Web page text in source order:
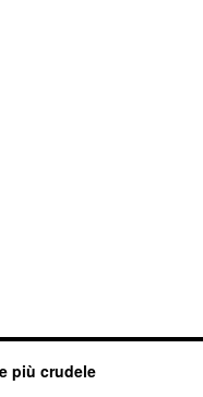
più crudele